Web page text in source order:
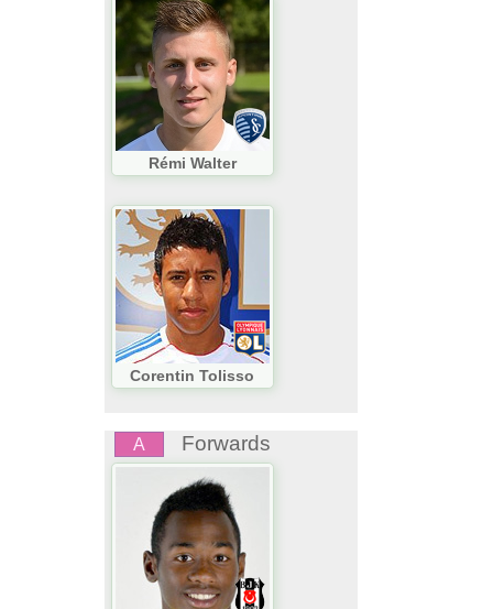
Rémi Walter
Corentin Tolisso
A Forwards